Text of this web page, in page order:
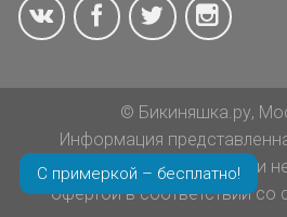
С примеркой – бесплатно!
© Бикиняшка.ру,
Информация
ознакомительный характер и
офертой в соответствии со